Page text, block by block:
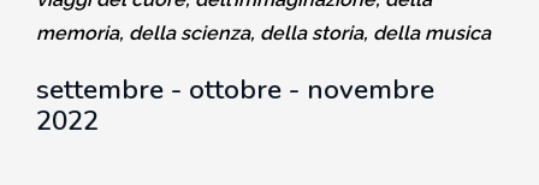
memoria, della scienza, della storia, della musica
settembre - ottobre - novembre
2022
2004-2005